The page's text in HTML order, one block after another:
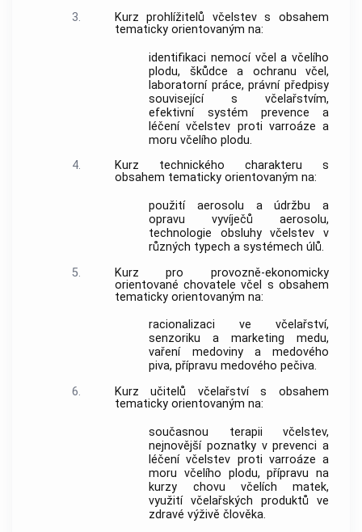
3.
Kurz prohlížitelů včelstev s obsahem
tematicky orientovaným na:
identifikaci nemocí včel a včelího
plodu, škůdce a ochranu včel,
laboratorní práce, právní předpisy
související s včelařstvím,
efektivní systém prevence a
léčení včelstev proti varroáze a
moru včelího plodu.
4.
Kurz technického charakteru s
obsahem tematicky orientovaným na:
použití aerosolu a údržbu a
opravu vyvíječů aerosolu,
technologie obsluhy včelstev v
různých typech a systémech úlů.
5.
Kurz pro provozně-ekonomicky
orientované chovatele včel s obsahem
tematicky orientovaným na:
racionalizaci ve včelařství,
senzoriku a marketing medu,
vaření medoviny a medového
piva, přípravu medového pečiva.
6.
Kurz učitelů včelařství s obsahem
tematicky orientovaným na:
současnou terapii včelstev,
nejnovější poznatky v prevenci a
léčení včelstev proti varroáze a
moru včelího plodu, přípravu na
kurzy chovu včelích matek,
využití včelařských produktů ve
zdravé výživě člověka.